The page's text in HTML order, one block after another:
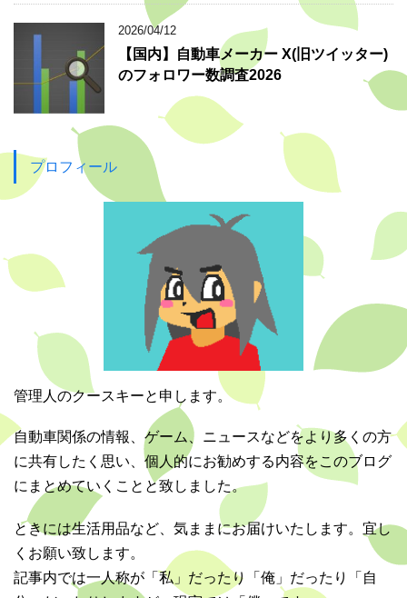
2026/04/12
【国内】自動車メーカー X(旧ツイッター)
のフォロワー数調査2026
プロフィール
管理人のクースキーと申します。
自動車関係の情報、ゲーム、ニュースなどをより多くの方
に共有したく思い、個人的にお勧めする内容をこのブログ
にまとめていくことと致しました。
ときには生活用品など、気ままにお届けいたします。宜し
くお願い致します。
記事内では一人称が「私」だったり「俺」だったり「自